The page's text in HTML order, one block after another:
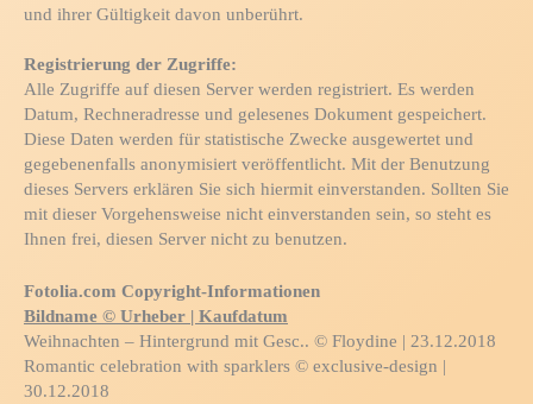
und ihrer Gültigkeit davon unberührt.
Registrierung der Zugriffe:
Alle Zugriffe auf diesen Server werden registriert. Es werden
Datum, Rechneradresse und gelesenes Dokument gespeichert.
Diese Daten werden für statistische Zwecke ausgewertet und
gegebenenfalls anonymisiert veröffentlicht. Mit der Benutzung
dieses Servers erklären Sie sich hiermit einverstanden. Sollten Sie
mit dieser Vorgehensweise nicht einverstanden sein, so steht es
Ihnen frei, diesen Server nicht zu benutzen.
Fotolia.com Copyright-Informationen
Bildname © Urheber | Kaufdatum
Weihnachten – Hintergrund mit Gesc.. © Floydine | 23.12.2018
Romantic celebration with sparklers © exclusive-design |
30.12.2018